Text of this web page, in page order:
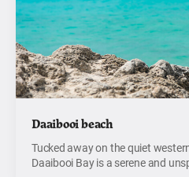
Daaibooi beach
Tucked away on the quiet
Daaibooi Bay is a serene and